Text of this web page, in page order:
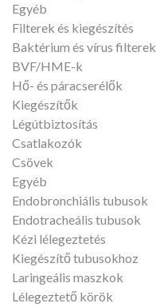
Egyéb
Filterek és kiegészítés
Baktérium és vírus filterek
BVF/HME-k
Hő- és páracserélők
Kiegészítők
Légútbiztosítás
Csatlakozók
Csövek
Egyéb
Endobronchiális tubusok
Endotracheális tubusok
Kézi lélegeztetés
Kiegészítő tubusokhoz
Laringeális maszkok
Lélegeztető körök